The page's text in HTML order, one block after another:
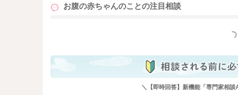
お腹の赤ちゃんのことの注目相談
もっと
＼【即時回答】新機能「専門家相